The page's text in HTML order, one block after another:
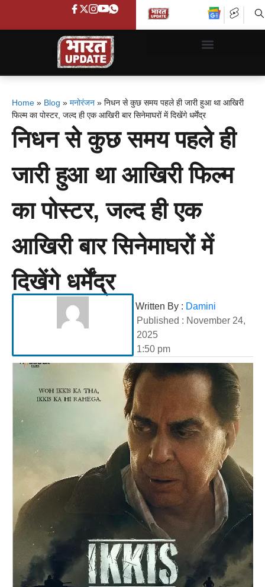
Home » Blog » मनोरंजन » निधन से कुछ समय पहले ही जारी हुआ था आखिरी
फिल्म का पोस्टर, जल्द ही एक आखिरी बार सिनेमाघरों में दिखेंगे धर्मेंद्र
निधन से कुछ समय पहले ही
जारी हुआ था आखिरी फिल्म
का पोस्टर, जल्द ही एक
आखिरी बार सिनेमाघरों में
दिखेंगे धर्मेंद्र
Written By : Damini
Published : November 24,
2025
1:50 pm